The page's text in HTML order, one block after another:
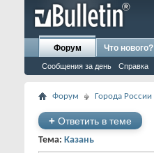
Форум
Сообщения за день Справка
Что нового?
Форум Города России
+ Ответить в теме
Тема: Казань